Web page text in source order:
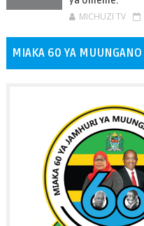
MICHUZI TV
MIAKA 60 YA MUUNGANO